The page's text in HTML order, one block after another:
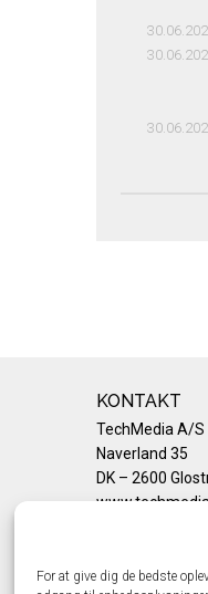
For at give dig de bedste
KONTAKT
TechMedia A/S
Naverland 35
DK – 2600
Telefon: +45
Privatlivspolitik